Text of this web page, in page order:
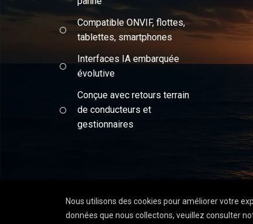
Compatible ONVIF, flottes,
tablettes, smartphones
Interfaces IA embarquée
évolutive
Conçue avec retours terrain
de conducteurs et
gestionnaires
© Depuis 2006 KAREDESS - Création de sites
Nous utilisons des cookies pour améliorer votre
données que nous collectons, veuillez consulter